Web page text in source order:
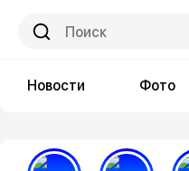
Новости Фото